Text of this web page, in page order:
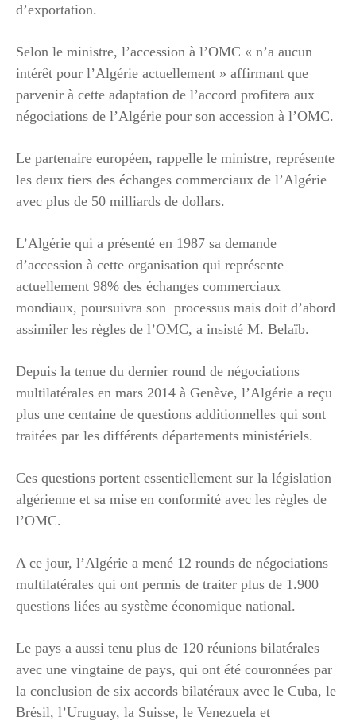
d’exportation.
Selon le ministre, l’accession à l’OMC « n’a aucun
intérêt pour l’Algérie actuellement » affirmant que
parvenir à cette adaptation de l’accord profitera aux
négociations de l’Algérie pour son accession à l’OMC.
Le partenaire européen, rappelle le ministre, représente
les deux tiers des échanges commerciaux de l’Algérie
avec plus de 50 milliards de dollars.
L’Algérie qui a présenté en 1987 sa demande
d’accession à cette organisation qui représente
actuellement 98% des échanges commerciaux
mondiaux, poursuivra son processus mais doit d’abord
assimiler les règles de l’OMC, a insisté M. Belaïb.
Depuis la tenue du dernier round de négociations
multilatérales en mars 2014 à Genève, l’Algérie a reçu
plus une centaine de questions additionnelles qui sont
traitées par les différents départements ministériels.
Ces questions portent essentiellement sur la législation
algérienne et sa mise en conformité avec les règles de
l’OMC.
A ce jour, l’Algérie a mené 12 rounds de négociations
multilatérales qui ont permis de traiter plus de 1.900
questions liées au système économique national.
Le pays a aussi tenu plus de 120 réunions bilatérales
avec une vingtaine de pays, qui ont été couronnées par
la conclusion de six accords bilatéraux avec le Cuba, le
Brésil, l’Uruguay, la Suisse, le Venezuela et